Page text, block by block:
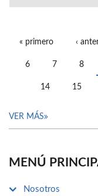
« primero ‹
6 7 8
14 15
VER MÁS
MENÚ
Nosotros